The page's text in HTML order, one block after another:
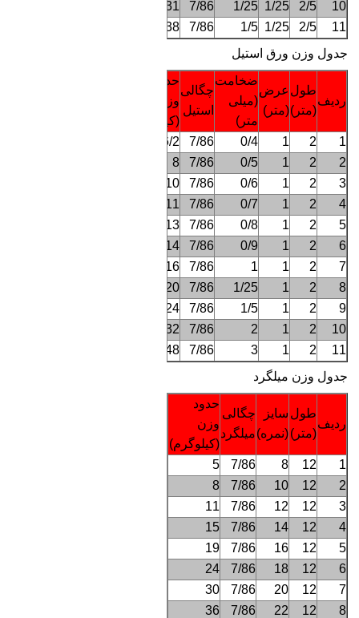
10
2/5
1/25
1/25
7/86
31
11
2/5
1/25
1/5
7/86
38
جدول وزن ورق استیل
ردیف
طول
(متر)
عرض
(متر)
ضخامت
(میلی
متر)
چگالی
استیل
حدود
وزن
(کیلوگرم)
1
2
1
0/4
7/86
6/2
2
2
1
0/5
7/86
8
3
2
1
0/6
7/86
10
4
2
1
0/7
7/86
11
5
2
1
0/8
7/86
13
6
2
1
0/9
7/86
14
7
2
1
1
7/86
16
8
2
1
1/25
7/86
20
9
2
1
1/5
7/86
24
10
2
1
2
7/86
32
11
2
1
3
7/86
48
جدول وزن میلگرد
ردیف
طول
(متر)
سایز
(نمره)
چگالی
میلگرد
حدود
وزن
(کیلوگرم)
1
12
8
7/86
5
2
12
10
7/86
8
3
12
12
7/86
11
4
12
14
7/86
15
5
12
16
7/86
19
6
12
18
7/86
24
7
12
20
7/86
30
8
12
22
7/86
36